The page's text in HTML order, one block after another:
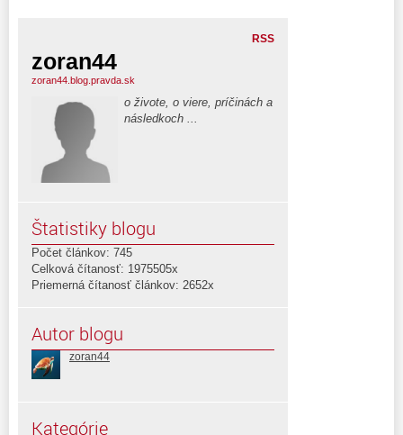
RSS
zoran44
zoran44.blog.pravda.sk
o živote, o viere, príčinách a
následkoch ...
Štatistiky blogu
Počet článkov: 745
Celková čítanosť: 1975505x
Priemerná čítanosť článkov: 2652x
Autor blogu
zoran44
Kategórie